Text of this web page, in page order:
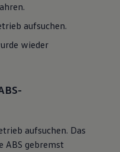
aufsuchen.
wieder
aufsuchen. Das
ABS gebremst